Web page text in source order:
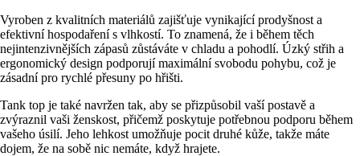
Vyroben z kvalitních materiálů zajišťuje vynikající prodyšnost a
efektivní hospodaření s vlhkostí. To znamená, že i během těch
nejintenzivnějších zápasů zůstáváte v chladu a pohodlí. Úzký střih a
ergonomický design podporují maximální svobodu pohybu, což je
zásadní pro rychlé přesuny po hřišti.
Tank top je také navržen tak, aby se přizpůsobil vaší postavě a
zvýraznil vaši ženskost, přičemž poskytuje potřebnou podporu během
vašeho úsilí. Jeho lehkost umožňuje pocit druhé kůže, takže máte
dojem, že na sobě nic nemáte, když hrajete.